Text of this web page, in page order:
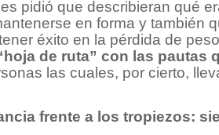
pidió que describieran qué
en forma y también
éxito en la pérdida de
de ruta” con las pautas
las cuales, por cierto,
frente a los tropiezos: